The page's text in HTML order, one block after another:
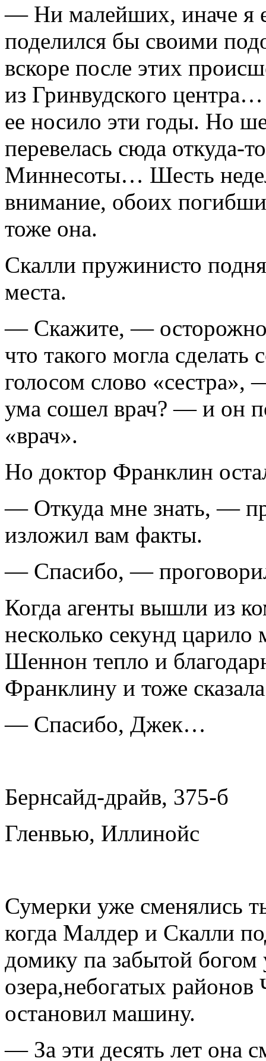
— Ни малейших, иначе я
поделился бы своими
вскоре после этих
из Гринвудского
ее носило эти годы. Но
перевелась сюда откуда-
Миннесоты… Шесть
внимание, обоих
тоже она.
Скалли пружинисто
места.
— Скажите, — осторожно
что такого могла
голосом слово
ума сошел врач? — и он
«врач».
Но доктор Франклин
— Откуда мне знать, —
изложил вам факты.
— Спасибо, —
Когда агенты вышли из
несколько секунд
Шеннон тепло и
Франклину и тоже
— Спасибо, Джек…
Бернсайд-драйв, 375-б
Гленвью, Иллинойс
Сумерки уже сменялись
когда Малдер и Скалли
домику па забытой богом
озера,небогатых
остановил машину.
— За эти десять лет она